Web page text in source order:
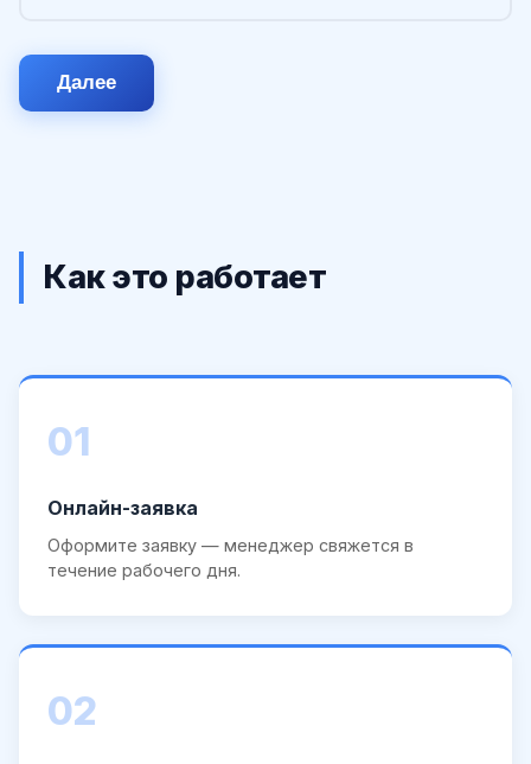
Далее
Как это работает
01
Онлайн-заявка
Оформите заявку — менеджер свяжется в
течение рабочего дня.
02